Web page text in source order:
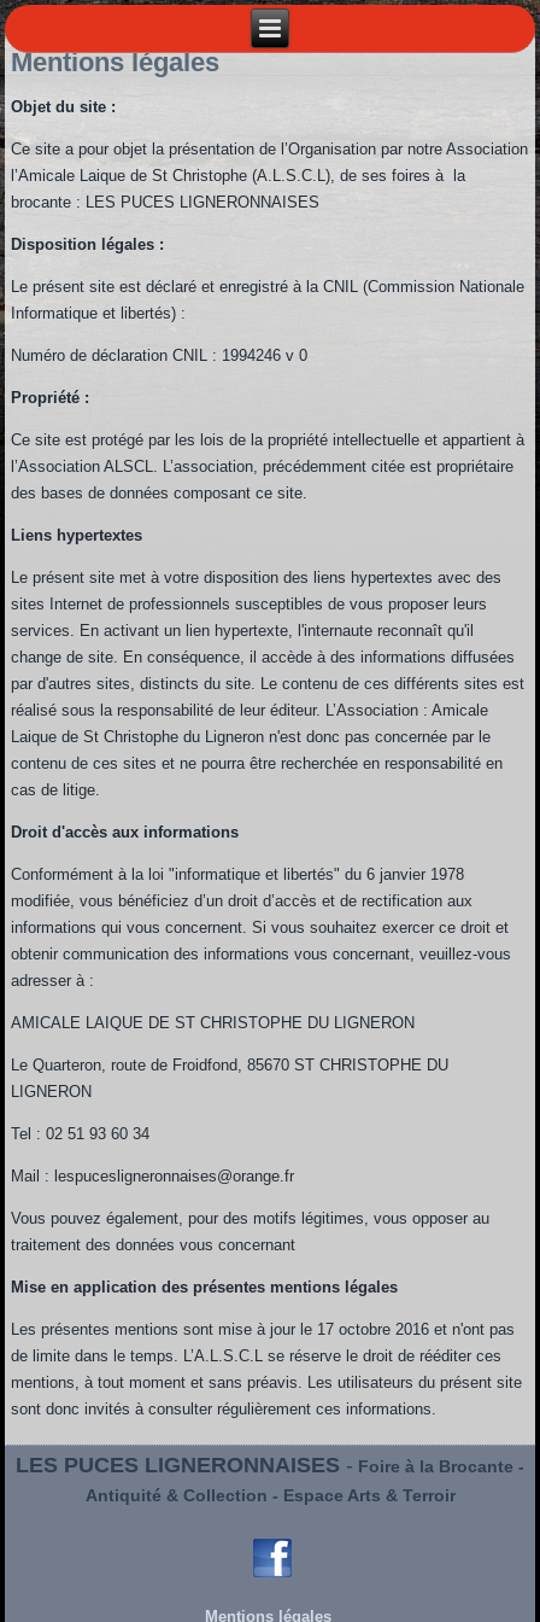
Mentions légales
Objet du site :
Ce site a pour objet la présentation de l’Organisation par notre Association
l’Amicale Laique de St Christophe (A.L.S.C.L), de ses foires à la
brocante : LES PUCES LIGNERONNAISES
Disposition légales :
Le présent site est déclaré et enregistré à la CNIL (Commission Nationale
Informatique et libertés) :
Numéro de déclaration CNIL : 1994246 v 0
Propriété :
Ce site est protégé par les lois de la propriété intellectuelle et appartient à
l’Association ALSCL. L’association, précédemment citée est propriétaire
des bases de données composant ce site.
Liens hypertextes
Le présent site met à votre disposition des liens hypertextes avec des
sites Internet de professionnels susceptibles de vous proposer leurs
services. En activant un lien hypertexte, l'internaute reconnaît qu'il
change de site. En conséquence, il accède à des informations diffusées
par d'autres sites, distincts du site. Le contenu de ces différents sites est
réalisé sous la responsabilité de leur éditeur. L’Association : Amicale
Laique de St Christophe du Ligneron n'est donc pas concernée par le
contenu de ces sites et ne pourra être recherchée en responsabilité en
cas de litige.
Droit d'accès aux informations
Conformément à la loi "informatique et libertés" du 6 janvier 1978
modifiée, vous bénéficiez d’un droit d’accès et de rectification aux
informations qui vous concernent. Si vous souhaitez exercer ce droit et
obtenir communication des informations vous concernant, veuillez-vous
adresser à :
AMICALE LAIQUE DE ST CHRISTOPHE DU LIGNERON
Le Quarteron, route de Froidfond, 85670 ST CHRISTOPHE DU
LIGNERON
Tel : 02 51 93 60 34
Mail : lespucesligneronnaises@orange.fr
Vous pouvez également, pour des motifs légitimes, vous opposer au
traitement des données vous concernant
Mise en application des présentes mentions légales
Les présentes mentions sont mise à jour le 17 octobre 2016 et n'ont pas
de limite dans le temps. L’A.L.S.C.L se réserve le droit de rééditer ces
mentions, à tout moment et sans préavis. Les utilisateurs du présent site
sont donc invités à consulter régulièrement ces informations.
LES PUCES LIGNERONNAISES - Foire à la Brocante -
Antiquité & Collection - Espace Arts & Terroir
Mentions légales